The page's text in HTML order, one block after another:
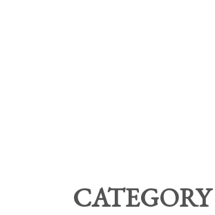
CATEGORY